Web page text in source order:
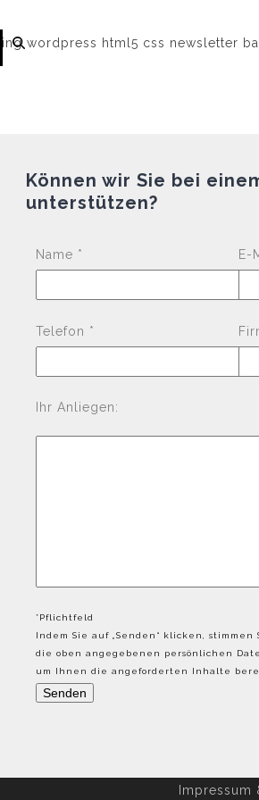
Können wir Sie bei
unterstützen?
Name * E-
Telefon *
Ihr Anliegen:
*Pflichtfeld
Indem Sie auf „Senden“ klicken, stimmen
die oben angegebenen persönlichen
um Ihnen die angeforderten Inhalte
Impressum